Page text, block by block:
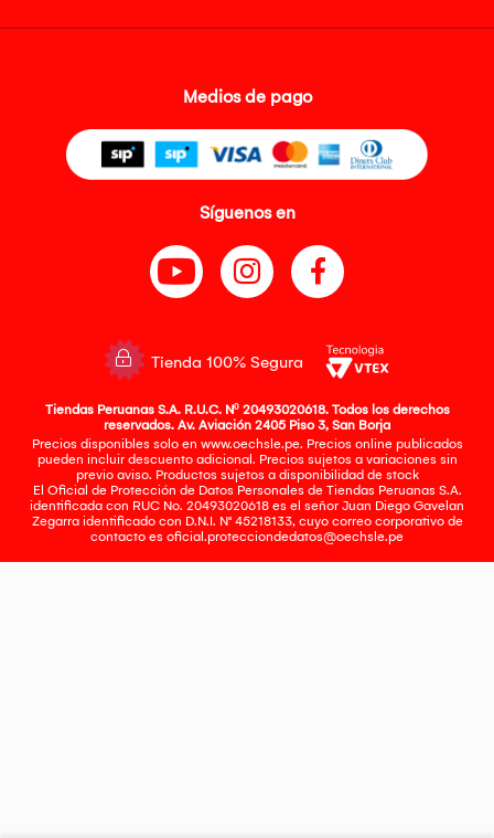
Medios de pago
Síguenos en
Tienda 100% Segura
Tiendas Peruanas S.A. R.U.C. Nº 20493020618. Todos los derechos
reservados. Av. Aviación 2405 Piso 3, San Borja
Precios disponibles solo en www.oechsle.pe. Precios online publicados
pueden incluir descuento adicional. Precios sujetos a variaciones sin
previo aviso. Productos sujetos a disponibilidad de stock
El Oficial de Protección de Datos Personales de Tiendas Peruanas S.A.
identificada con RUC No. 20493020618 es el señor Juan Diego Gavelan
Zegarra identificado con D.N.I. N° 45218133, cuyo correo corporativo de
contacto es oficial.protecciondedatos@oechsle.pe